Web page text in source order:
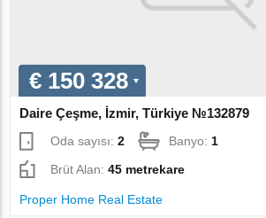
€ 150 328
Daire Çeşme, İzmir, Türkiye №132879
Oda sayısı:2 Banyo:1
Brüt Alan:45 metrekare
Proper Home Real Estate